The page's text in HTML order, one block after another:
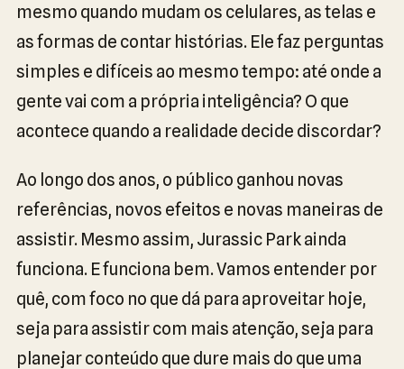
mesmo quando mudam os celulares, as telas e
as formas de contar histórias. Ele faz perguntas
simples e difíceis ao mesmo tempo: até onde a
gente vai com a própria inteligência? O que
acontece quando a realidade decide discordar?
Ao longo dos anos, o público ganhou novas
referências, novos efeitos e novas maneiras de
assistir. Mesmo assim, Jurassic Park ainda
funciona. E funciona bem. Vamos entender por
quê, com foco no que dá para aproveitar hoje,
seja para assistir com mais atenção, seja para
planejar conteúdo que dure mais do que uma